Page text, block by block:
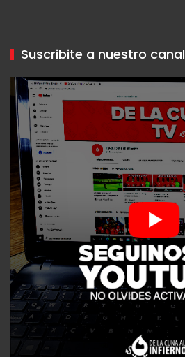
Suscribite a nuestro canal